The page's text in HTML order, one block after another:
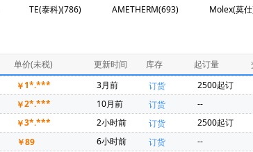
TE(泰科)(786) AMETHERM(693)
Molex(莫
信)(57) SIT(芯力特)(55) RockChip(瑞芯微)(54)
Microchip(微芯)(35) OMRON(欧姆龙)(35)
XHSC(小
HONGFA(宏发)(26) Everspin Technologies(23)
)(20) DIPTRONICS(圜达)(20)
Panasonic(松下)(20)
Hirose(广濑电机)(17) Micron(镁光)(17)
单价(未税) 更新时间 库存 起订量
￥1*.*** 3月前 订货 2500起订
￥2*.*** 10月前 订货 --
￥3*.*** 2小时前 订货 2500起订
￥89 6小时前 订货 --